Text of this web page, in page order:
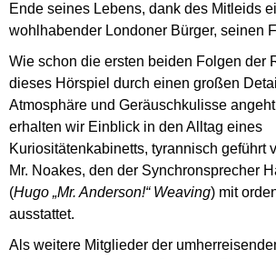
Ende seines Lebens, dank des Mitleids
wohlhabender Londoner Bürger, seinen
Wie schon die ersten beiden Folgen der
dieses Hörspiel durch einen großen
Atmosphäre und Geräuschkulisse
erhalten wir Einblick in den Alltag eines
Kuriositätenkabinetts, tyrannisch geführt
Mr. Noakes, den der Synchronsprecher
(Hugo „Mr. Anderson!“ Weaving) mit
ausstattet.
Als weitere Mitglieder der